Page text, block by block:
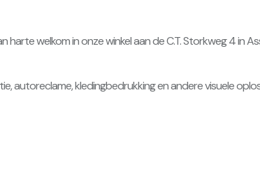
welkom in onze winkel aan de C.T. Storkweg 4 in
autoreclame, kledingbedrukking en andere visuele